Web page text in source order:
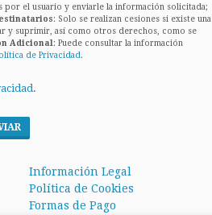
por el usuario y enviarle la información solicitada;
: Solo se realizan cesiones si existe una
y suprimir, así como otros derechos, como se
Adicional: Puede consultar la información
de Privacidad.
.
Información Legal
Política de Cookies
Formas de Pago